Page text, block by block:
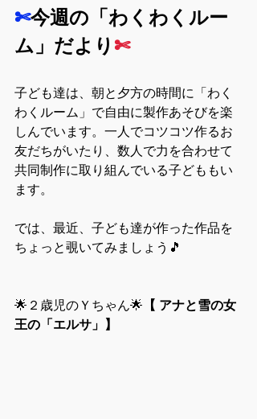
✄今週の「わくわくルー
ム」だより ✄
子ども達は、朝と夕方の時間に「わく
わくルーム」で自由に製作あそびを楽
しんでいます。一人でコツコツ作るお
友だちがいたり、数人で力を合わせて
共同制作に取り組んでいる子どももい
ます。
では、最近、子ども達が作った作品を
ちょっと覗いてみましょう🎵
🌟２歳児のＹちゃん🌟 【 アナと雪の女
王の「エルサ」】